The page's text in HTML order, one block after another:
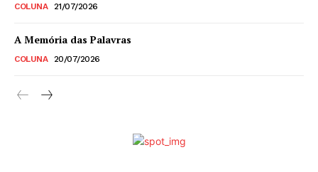
COLUNA 21/07/2026
A Memória das Palavras
COLUNA 20/07/2026